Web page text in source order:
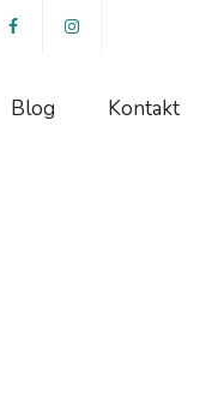
Blog Kontakt